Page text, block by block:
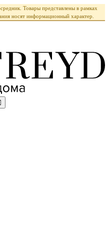
Товары представлены в рамках
носят информационный характер.